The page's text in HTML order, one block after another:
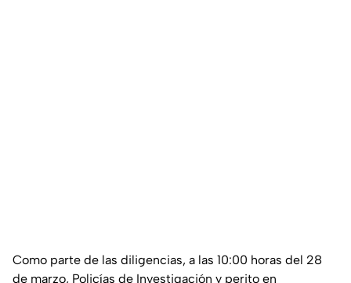
Como parte de las diligencias, a las 10:00 horas del 28
de marzo, Policías de Investigación y perito en